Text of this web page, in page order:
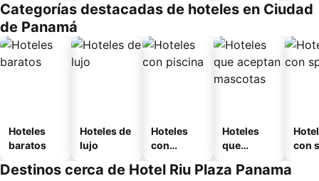
o
Categorías destacadas de hoteles en Ciudad
de Panamá
Hoteles
baratos
Hoteles de
lujo
Hoteles
con
Hoteles
que
mascotas
con
Destinos cerca de Hotel Riu Plaza Panama